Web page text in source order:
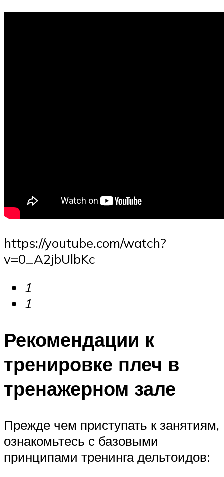
https://youtube.com/watch?
v=0_A2jbUlbKc
1
1
Рекомендации к
тренировке плеч в
тренажерном зале
Прежде чем приступать к занятиям,
ознакомьтесь с базовыми
принципами тренинга дельтоидов: